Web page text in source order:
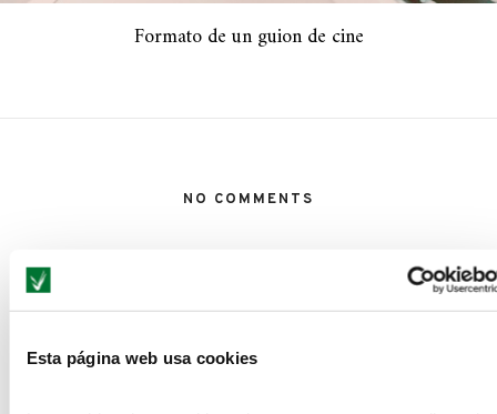
Esta página web usa cookies
Formato de un guion de cine
NO COMMENTS